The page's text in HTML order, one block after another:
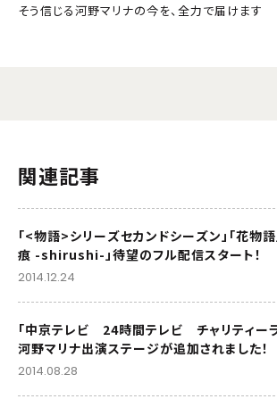
そう信じる河野マリナの今を、全力で届けます
関連記事
「<物語>シリーズセカンドシーズン」「花物
痕 -shirushi-」待望のフル配信スタート！
2014.12.24
「中京テレビ 24時間テレビ チャリティーラ
河野マリナ出演ステージが追加されました！
2014.08.28